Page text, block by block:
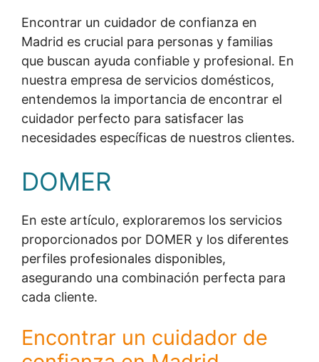
Encontrar un cuidador de confianza en
Madrid es crucial para personas y familias
que buscan ayuda confiable y profesional. En
nuestra empresa de servicios domésticos,
entendemos la importancia de encontrar el
cuidador perfecto para satisfacer las
necesidades específicas de nuestros clientes.
DOMER
En este artículo, exploraremos los servicios
proporcionados por DOMER y los diferentes
perfiles profesionales disponibles,
asegurando una combinación perfecta para
cada cliente.
Encontrar un cuidador de